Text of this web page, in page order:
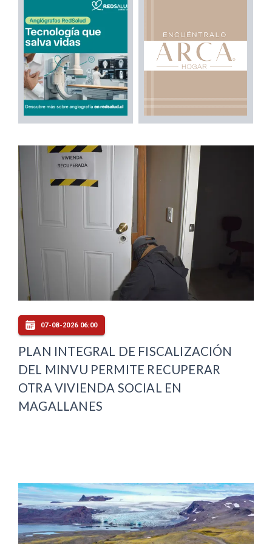
07-08-2026 06:00
PLAN INTEGRAL DE FISCALIZACIÓN
DEL MINVU PERMITE RECUPERAR
OTRA VIVIENDA SOCIAL EN
MAGALLANES